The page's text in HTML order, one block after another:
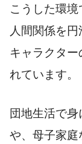
こうした環
人間関係を
キャラクタ
れています。
団地生活で
や、母子家庭